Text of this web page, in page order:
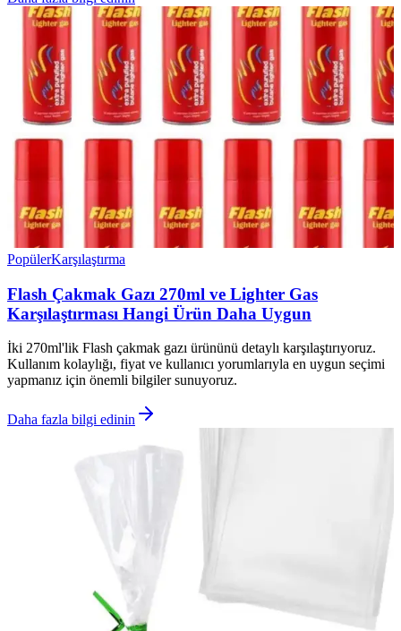
PopülerKarşılaştırma
Flash Çakmak Gazı 270ml ve Lighter Gas
Karşılaştırması Hangi Ürün Daha Uygun
İki 270ml'lik Flash çakmak gazı ürününü detaylı karşılaştırıyoruz.
Kullanım kolaylığı, fiyat ve kullanıcı yorumlarıyla en uygun seçimi
yapmanız için önemli bilgiler sunuyoruz.
Daha fazla bilgi edinin